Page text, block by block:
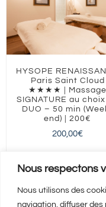
Nous respectons
Nous utilisons des
navigation, diffuser
HYSOPE
Paris Saint Cloud
★★★★ | Massage
SIGNATURE au
DUO – 50 min
end) | 200€
200,00€